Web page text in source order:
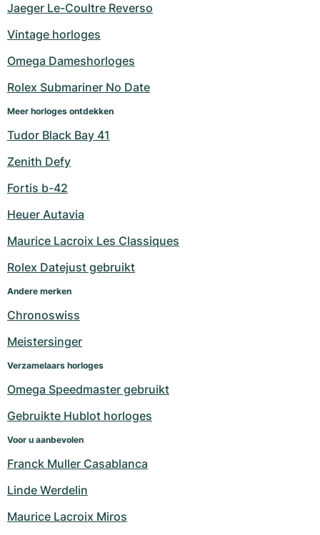
Jaeger Le-Coultre Reverso
Vintage horloges
Omega Dameshorloges
Rolex Submariner No Date
Meer horloges ontdekken
Tudor Black Bay 41
Zenith Defy
Fortis b-42
Heuer Autavia
Maurice Lacroix Les Classiques
Rolex Datejust gebruikt
Andere merken
Chronoswiss
Meistersinger
Verzamelaars horloges
Omega Speedmaster gebruikt
Gebruikte Hublot horloges
Voor u aanbevolen
Franck Muller Casablanca
Linde Werdelin
Maurice Lacroix Miros